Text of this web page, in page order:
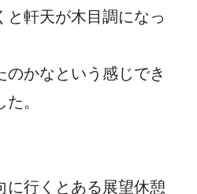
軒天が木目調になっ
かなという感じでき
。
に行くとある展望休憩